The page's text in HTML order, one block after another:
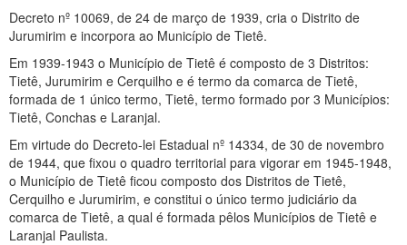
Decreto nº 10069, de 24 de março de 1939, cria o Distrito de
Jurumirim e incorpora ao Município de Tietê.
Em 1939-1943 o Município de Tietê é composto de 3 Distritos:
Tietê, Jurumirim e Cerquilho e é termo da comarca de Tietê,
formada de 1 único termo, Tietê, termo formado por 3 Municípios:
Tietê, Conchas e Laranjal.
Em virtude do Decreto-lei Estadual nº 14334, de 30 de novembro
de 1944, que fixou o quadro territorial para vigorar em 1945-1948,
o Município de Tietê ficou composto dos Distritos de Tietê,
Cerquilho e Jurumirim, e constitui o único termo judiciário da
comarca de Tietê, a qual é formada pêlos Municípios de Tietê e
Laranjal Paulista.